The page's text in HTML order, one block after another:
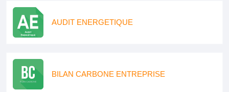
AUDIT ENERGETIQUE
BILAN CARBONE ENTREPRISE